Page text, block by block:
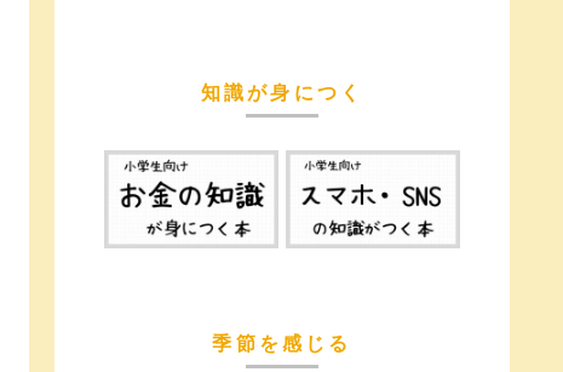
知識が身につく
季節を感じる